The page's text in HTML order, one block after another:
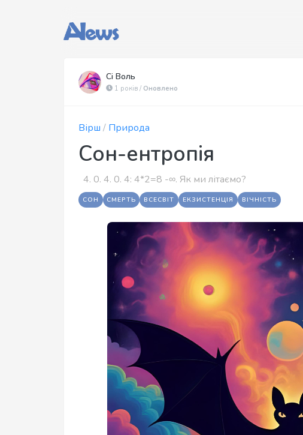
Сі Воль
1 років / Оновлено
Вірш / Природа
Сон-ентропія
4. 0. 4. 0. 4:​ 4*2=8 -​∞. Як ми літаємо?
СОН СМЕРТЬ ВСЕСВІТ ЕКЗИСТЕНЦІЯ ВІЧНІСТЬ